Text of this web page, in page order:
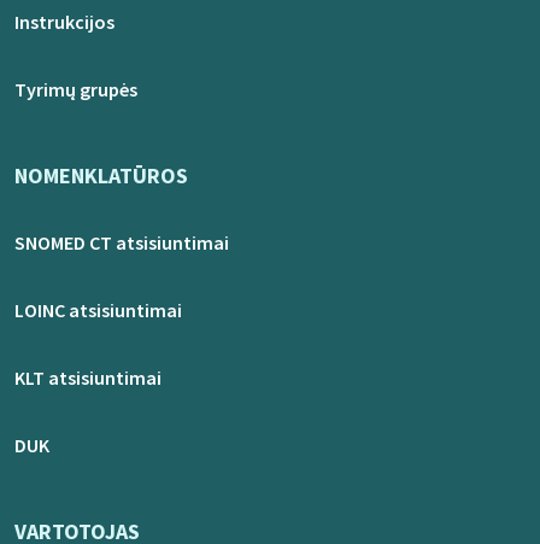
Instrukcijos
Tyrimų grupės
NOMENKLATŪROS
SNOMED CT atsisiuntimai
LOINC atsisiuntimai
KLT atsisiuntimai
DUK
VARTOTOJAS